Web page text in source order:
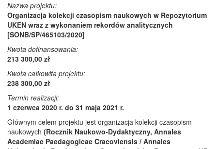
Nazwa projektu:
Organizacja kolekcji czasopism naukowych w Repozytorium
UKEN wraz z wykonaniem rekordów analitycznych
[SONB/SP/465103/2020]
Kwota dofinansowania:
213 300,00 zł
Kwota całkowita projektu:
238 300,00 zł
Termin realizacji:
1 czerwca 2020 r. do 31 maja 2021 r.
Głównym celem projektu jest organizacja kolekcji czasopism
naukowych (Rocznik Naukowo-Dydaktyczny, Annales
Academiae Paedagogicae Cracoviensis / Annales